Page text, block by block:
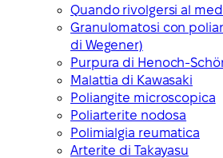
Quando rivolgersi al
Granulomatosi con
di Wegener)
Purpura di Henoch-
Malattia di Kawasaki
Poliangite microscopica
Poliarterite nodosa
Polimialgia reumatica
Arterite di Takayasu